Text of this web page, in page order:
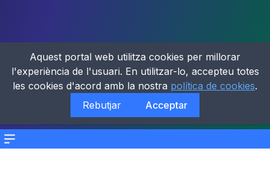
Menu
Aquest portal web utilitza cookies per millorar
l'experiència de l'usuari. En utilitzar-lo, accepteu totes
les cookies d'acord amb la nostra política de cookies.
Rebutjar
Acceptar